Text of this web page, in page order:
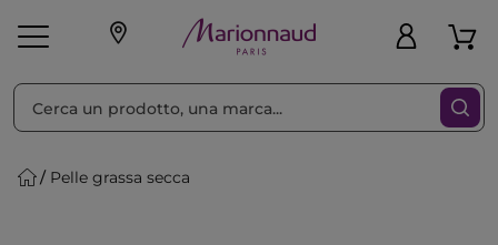
Make-up Profumi
Pelle grassa secca
Ordina per Filtra